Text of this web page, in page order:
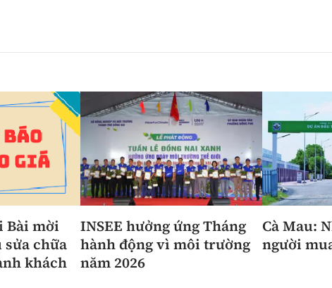
Bài mời
sửa chữa
khách
INSEE hưởng ứng Tháng
hành động vì môi trường
năm 2026
Cà Mau:
người